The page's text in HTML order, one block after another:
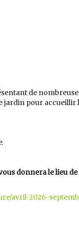
de
jardin pour accueillir
donnera le lieu
avril-2026-